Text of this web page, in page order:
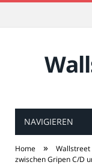
NAVIGIEREN
Home » Wallstreet
zwischen Gripen C/D